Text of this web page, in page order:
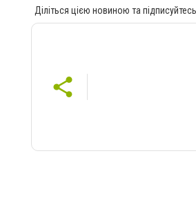
Діліться цією новиною та